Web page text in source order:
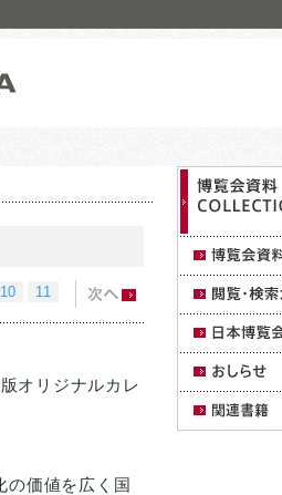
ノムラメディアス
10 11
オリジナルカレ
の価値を広く国